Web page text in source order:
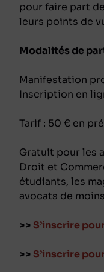
pour faire part
leurs points de
Modalités de
Manifestation
Inscription en
Tarif : 50 € en
Gratuit pour les
Droit et
étudiants, les
avocats de
>> S’inscrire
>> S’inscrire